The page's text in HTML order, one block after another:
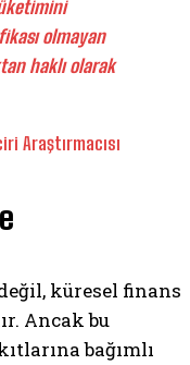
olmayan
haklı olarak
Araştırmacısı
küresel finans
Ancak bu
bağımlı